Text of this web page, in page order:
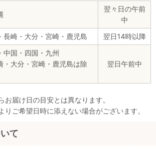
翌々日の午前
中
長崎・大分・宮崎・鹿児島
翌日14時以降
中国・四国・九州
・大分・宮崎・鹿児島は除
翌日午前中
お届け日の目安とは異なります。
りご希望日時に添えない場合がございます。
て